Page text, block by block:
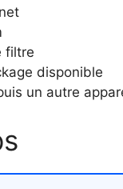
filtre
disponible
un autre